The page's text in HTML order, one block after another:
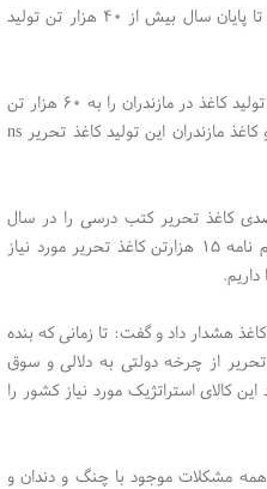
وی افزود: امسال به‌رغم قطع برق و گاز تا پایان سال بیش از ۴۰ هزار تن تولید
نیک‌نژاد با تاکید بر اینکه برای سال آینده تولید کاغذ در مازندران را به ۶۰ هزار تن
می‌رسانیم، تصریح کرد: در تاریخ چوب و کاغذ مازندران این تولید کاغذ تحریر ns
از آمادگی رفع نیاز ۹۰ درصدی کاغذ تحریر کتب درسی را در سال
آینده خبر داد و گفت: آمادگی عقد تفاهم نامه ۱۵ هزارتن کاغذ تحریر مورد نیاز
هشدار داد و گفت: تا زمانی که بنده
از چرخه دولتی به دلالی و سوق
این کالای استراتژیک مورد نیاز کشور را
مشکلات موجود با چنگ و دندان و